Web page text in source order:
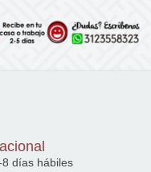
días hábiles